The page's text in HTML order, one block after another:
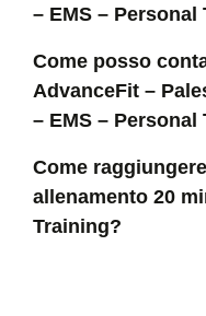
– EMS – Personal
Come posso
AdvanceFit –
– EMS – Personal
Come
allenamento 20
Training?